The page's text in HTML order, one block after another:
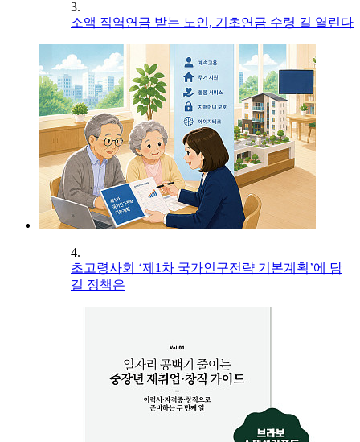
3.
소액 직역연금 받는 노인, 기초연금 수령 길 열린다
4.
초고령사회 ‘제1차 국가인구전략 기본계획’에 담
길 정책은